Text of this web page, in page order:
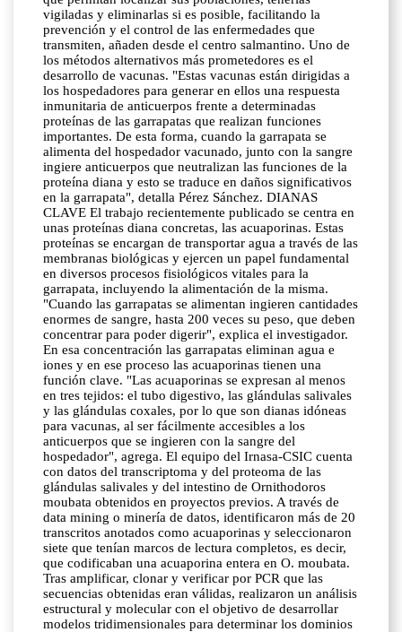
vigiladas y eliminarlas si es posible, facilitando la
prevención y el control de las enfermedades que
transmiten, añaden desde el centro salmantino. Uno de
los métodos alternativos más prometedores es el
desarrollo de vacunas. "Estas vacunas están dirigidas a
los hospedadores para generar en ellos una respuesta
inmunitaria de anticuerpos frente a determinadas
proteínas de las garrapatas que realizan funciones
importantes. De esta forma, cuando la garrapata se
alimenta del hospedador vacunado, junto con la sangre
ingiere anticuerpos que neutralizan las funciones de la
proteína diana y esto se traduce en daños significativos
en la garrapata", detalla Pérez Sánchez. DIANAS
CLAVE El trabajo recientemente publicado se centra en
unas proteínas diana concretas, las acuaporinas. Estas
proteínas se encargan de transportar agua a través de las
membranas biológicas y ejercen un papel fundamental
en diversos procesos fisiológicos vitales para la
garrapata, incluyendo la alimentación de la misma.
"Cuando las garrapatas se alimentan ingieren cantidades
enormes de sangre, hasta 200 veces su peso, que deben
concentrar para poder digerir", explica el investigador.
En esa concentración las garrapatas eliminan agua e
iones y en ese proceso las acuaporinas tienen una
función clave. "Las acuaporinas se expresan al menos
en tres tejidos: el tubo digestivo, las glándulas salivales
y las glándulas coxales, por lo que son dianas idóneas
para vacunas, al ser fácilmente accesibles a los
anticuerpos que se ingieren con la sangre del
hospedador", agrega. El equipo del Irnasa-CSIC cuenta
con datos del transcriptoma y del proteoma de las
glándulas salivales y del intestino de Ornithodoros
moubata obtenidos en proyectos previos. A través de
data mining o minería de datos, identificaron más de 20
transcritos anotados como acuaporinas y seleccionaron
siete que tenían marcos de lectura completos, es decir,
que codificaban una acuaporina entera en O. moubata.
Tras amplificar, clonar y verificar por PCR que las
secuencias obtenidas eran válidas, realizaron un análisis
estructural y molecular con el objetivo de desarrollar
modelos tridimensionales para determinar los dominios